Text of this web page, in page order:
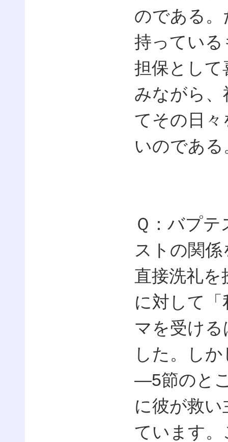
のである
持ってい
担保として
みながら
てその日
いのである
Ｑ：バプ
ストの関
直接洗礼
に対して
マを受け
した。し
―5節のと
に彼が救
ています